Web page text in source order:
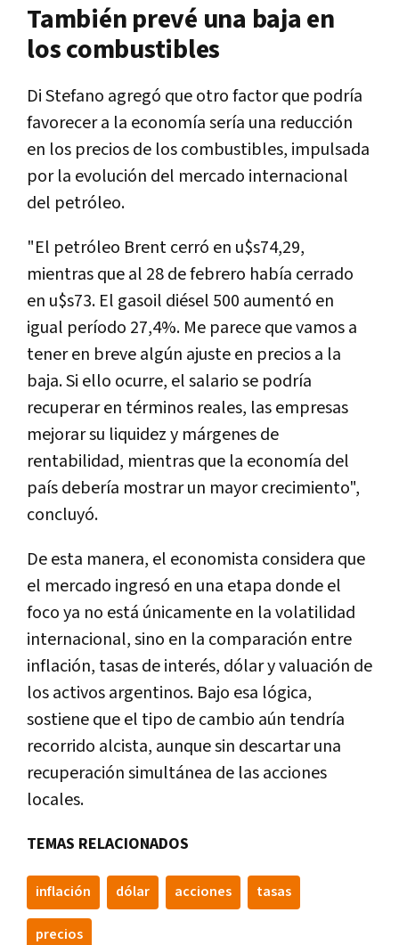
También prevé una baja en
los combustibles
Di Stefano agregó que otro factor que podría
favorecer a la economía sería una reducción
en los precios de los combustibles, impulsada
por la evolución del mercado internacional
del petróleo.
"El petróleo Brent cerró en u$s74,29,
mientras que al 28 de febrero había cerrado
en u$s73. El gasoil diésel 500 aumentó en
igual período 27,4%. Me parece que vamos a
tener en breve algún ajuste en precios a la
baja. Si ello ocurre, el salario se podría
recuperar en términos reales, las empresas
mejorar su liquidez y márgenes de
rentabilidad, mientras que la economía del
país debería mostrar un mayor crecimiento",
concluyó.
De esta manera, el economista considera que
el mercado ingresó en una etapa donde el
foco ya no está únicamente en la volatilidad
internacional, sino en la comparación entre
inflación, tasas de interés, dólar y valuación de
los activos argentinos. Bajo esa lógica,
sostiene que el tipo de cambio aún tendría
recorrido alcista, aunque sin descartar una
recuperación simultánea de las acciones
locales.
TEMAS RELACIONADOS
inflación dólar acciones tasas
precios